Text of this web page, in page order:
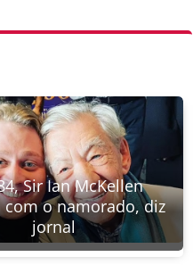
Sir Ian McKellen
o namorado, diz
jornal